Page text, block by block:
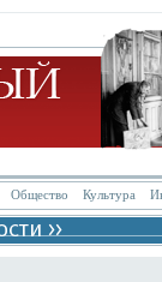
Общество Культура